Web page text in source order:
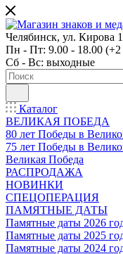
Челябинск, ул. Кирова
Пн - Пт: 9.00 - 18.00 (+2
Сб - Вс: выходные
Каталог
ВЕЛИКАЯ ПОБЕДА
80 лет Победы в
75 лет Победы в
Великая Победа
РАСПРОДАЖА
НОВИНКИ
СПЕЦОПЕРАЦИЯ
ПАМЯТНЫЕ ДАТЫ
Памятные даты 2026
Памятные даты 2025
Памятные даты 2024